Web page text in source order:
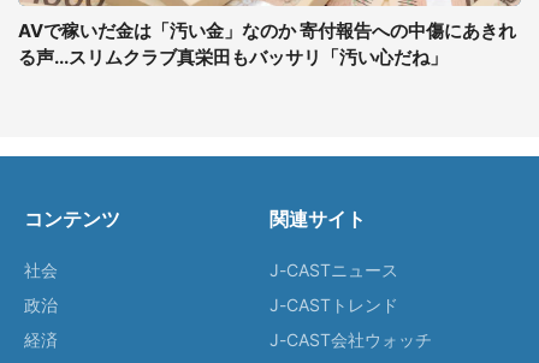
AVで稼いだ金は「汚い金」なのか 寄付報告への中傷にあきれ
る声...スリムクラブ真栄田もバッサリ「汚い心だね」
コンテンツ
社会
政治
経済
関連サイト
J-CASTニュース
J-CASTトレンド
J-CAST会社ウォッチ